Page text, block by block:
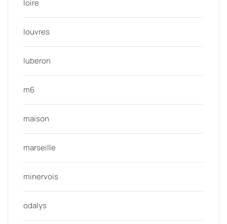
loire
louvres
luberon
m6
maison
marseille
minervois
odalys